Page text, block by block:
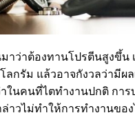
าว่าต้องทานโปรตีนสูงขึ้น
ลกรัม แล้วอาจกังวลว่ามีผล
ในคนที่ไตทำงานปกติ การ
าวไม่ทำให้การทำงานของ